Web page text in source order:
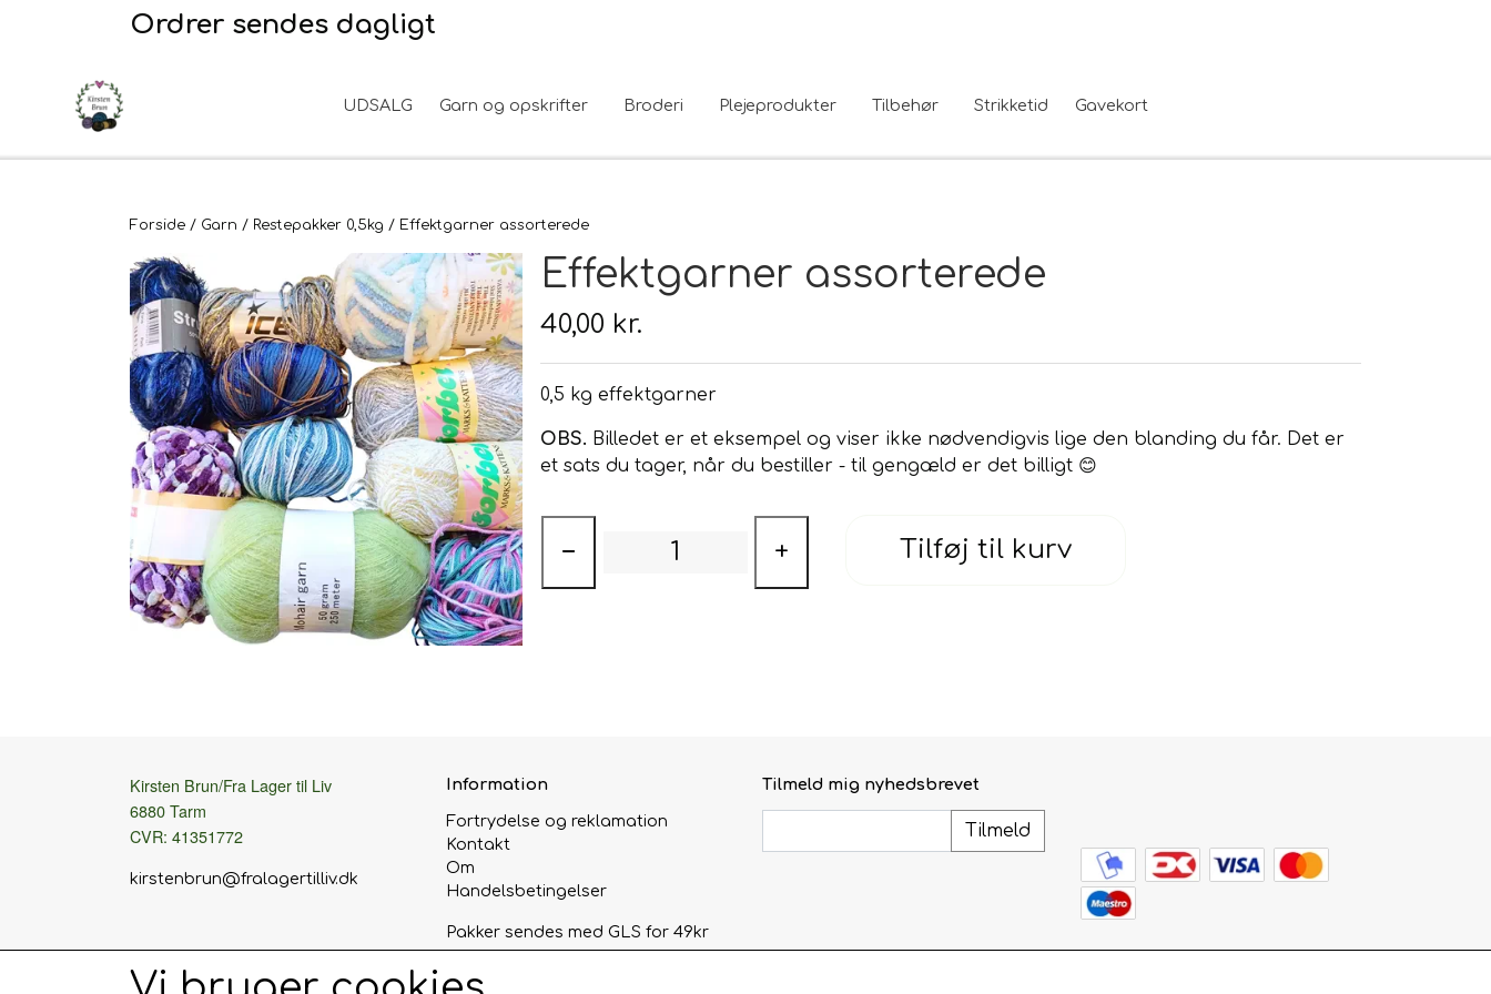
Ordrer sendes dagligt
UDSALG Garn og opskrifter Broderi
Stof til broderi
Plejeprodukter
Hudpleje
Tilbehør
Tyngdefyld af genbrugsplast
Strikketid Gavekort
Forside Garn Restepakker 0,5kg Effektgarner assorterede
Effektgarner assorterede
40,00 kr.
0,5 kg effektgarner
OBS. Billedet er et eksempel og viser ikke nødvendigvis lige den blanding du får. Det er
et sats du tager, når du bestiller - til gengæld er det billigt 😊
− + Tilføj til kurv
Kirsten Brun/Fra Lager til Liv
6880 Tarm
CVR: 41351772
kirstenbrun@fralagertilliv.dk
Information
Fortrydelse og reklamation
Kontakt
Om
Handelsbetingelser
Pakker sendes med GLS for 49kr
Tilmeld mig nyhedsbrevet
Tilmeld